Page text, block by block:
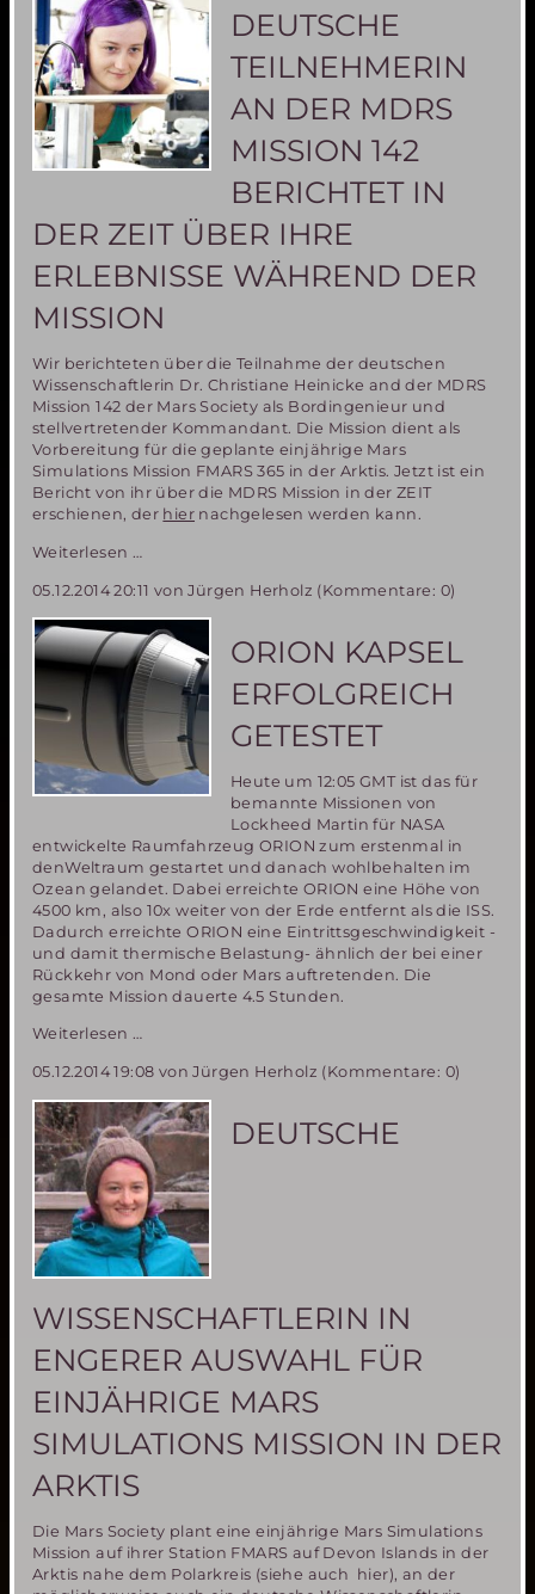
Mars-
was
man
dazu
wissen
sollte
DEUTSCHE
TEILNEHMERIN
AN DER MDRS
MISSION 142
BERICHTET IN
DER ZEIT ÜBER IHRE
ERLEBNISSE WÄHREND DER
MISSION
Wir berichteten über die Teilnahme der deutschen
Wissenschaftlerin Dr. Christiane Heinicke and der MDRS
Mission 142 der Mars Society als Bordingenieur und
stellvertretender Kommandant. Die Mission dient als
Vorbereitung für die geplante einjährige Mars
Simulations Mission FMARS 365 in der Arktis. Jetzt ist ein
Bericht von ihr über die MDRS Mission in der ZEIT
erschienen, der hier nachgelesen werden kann.
Weiterlesen …
an
der
MDRS
Mission
142
berichtet
über
während
der
Mission
05.12.2014 20:11 von Jürgen Herholz (Kommentare: 0)
ORION KAPSEL
ERFOLGREICH
GETESTET
Heute um 12:05 GMT ist das für
bemannte Missionen von
Lockheed Martin für NASA
entwickelte Raumfahrzeug ORION zum erstenmal in
denWeltraum gestartet und danach wohlbehalten im
Ozean gelandet. Dabei erreichte ORION eine Höhe von
4500 km, also 10x weiter von der Erde entfernt als die ISS.
Dadurch erreichte ORION eine Eintrittsgeschwindigkeit -
und damit thermische Belastung- ähnlich der bei einer
Rückkehr von Mond oder Mars auftretenden. Die
gesamte Mission dauerte 4.5 Stunden.
Weiterlesen …
erfolgreich
getestet
05.12.2014 19:08 von Jürgen Herholz (Kommentare: 0)
DEUTSCHE
WISSENSCHAFTLERIN IN
ENGERER AUSWAHL FÜR
EINJÄHRIGE MARS
SIMULATIONS MISSION IN DER
ARKTIS
Die Mars Society plant eine einjährige Mars Simulations
Mission auf ihrer Station FMARS auf Devon Islands in der
Arktis nahe dem Polarkreis (siehe auch hier), an der